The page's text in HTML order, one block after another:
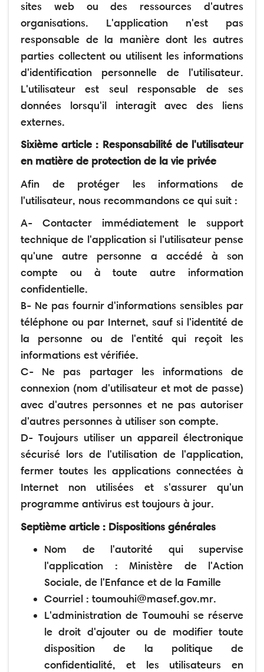
sites web ou des ressources d'autres
organisations. L'application n'est pas
responsable de la manière dont les autres
parties collectent ou utilisent les informations
d'identification personnelle de l'utilisateur.
L'utilisateur est seul responsable de ses
données lorsqu'il interagit avec des liens
externes.
Sixième article : Responsabilité de l'utilisateur
en matière de protection de la vie privée
Afin de protéger les informations de
l'utilisateur, nous recommandons ce qui suit :
A- Contacter immédiatement le support
technique de l'application si l'utilisateur pense
qu'une autre personne a accédé à son
compte ou à toute autre information
confidentielle.
B- Ne pas fournir d'informations sensibles par
téléphone ou par Internet, sauf si l'identité de
la personne ou de l'entité qui reçoit les
informations est vérifiée.
C- Ne pas partager les informations de
connexion (nom d'utilisateur et mot de passe)
avec d'autres personnes et ne pas autoriser
d'autres personnes à utiliser son compte.
D- Toujours utiliser un appareil électronique
sécurisé lors de l'utilisation de l'application,
fermer toutes les applications connectées à
Internet non utilisées et s'assurer qu'un
programme antivirus est toujours à jour.
Septième article : Dispositions générales
Nom de l'autorité qui supervise
l'application : Ministère de l'Action
Sociale, de l'Enfance et de la Famille
Courriel : toumouhi@masef.gov.mr.
L'administration de Toumouhi se réserve
le droit d'ajouter ou de modifier toute
disposition de la politique de
confidentialité, et les utilisateurs en